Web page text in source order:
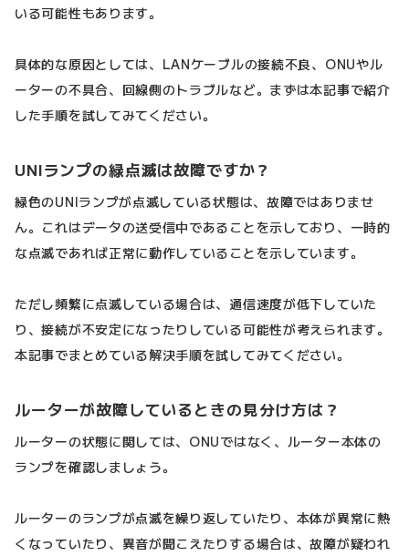
いる可能性もあります。
具体的な原因としては、LANケーブルの接続不良、ONUやル
ーターの不具合、回線側のトラブルなど。まずは本記事で紹介
した手順を試してみてください。
UNIランプの緑点滅は故障ですか？
緑色のUNIランプが点滅している状態は、故障ではありませ
ん。これはデータの送受信中であることを示しており、一時的
な点滅であれば正常に動作していることを示しています。
ただし頻繁に点滅している場合は、通信速度が低下していた
り、接続が不安定になったりしている可能性が考えられます。
本記事でまとめている解決手順を試してみてください。
ルーターが故障しているときの見分け方は？
ルーターの状態に関しては、ONUではなく、ルーター本体の
ランプを確認しましょう。
ルーターのランプが点滅を繰り返していたり、本体が異常に熱
くなっていたり、異音が聞こえたりする場合は、故障が疑われ